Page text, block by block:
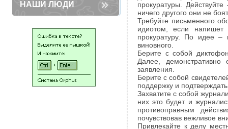
НАШИ ЛЮДИ
прокуратуры.
ничего другого они не
Требуйте письменного
идиотом, если
прокуратуру. По идее –
виновного.
Берите с собой
Далее,
заявления.
Берите с собой
поддержку и
Захватите с собой
них это будет и
противоправным
почувствовав вежливое
Привлекайте к делу